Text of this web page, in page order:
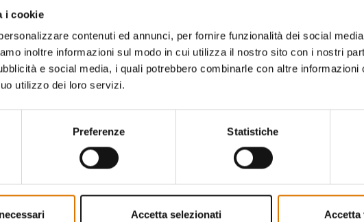
i cookie
contenuti ed annunci, per fornire funzionalità dei social
inoltre informazioni sul modo in cui utilizza il nostro sito con i nostri
e social media, i quali potrebbero combinarle con altre informazioni
utilizzo dei loro servizi.
Preferenze Statistiche
Accetta selezionati Accetta